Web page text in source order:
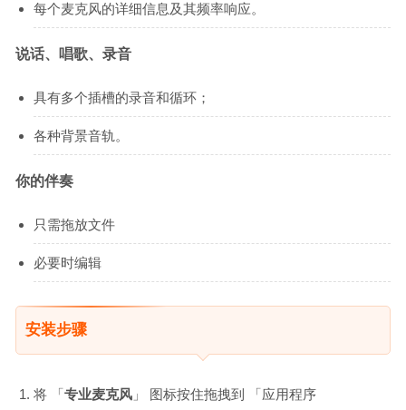
每个麦克风的详细信息及其频率响应。
说话、唱歌、录音
具有多个插槽的录音和循环；
各种背景音轨。
你的伴奏
只需拖放文件
必要时编辑
安装步骤
将 「专业麦克风 」 图标按住拖拽到 「应用程序